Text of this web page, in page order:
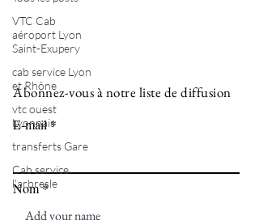
VTC Cab
aéroport Lyon
Saint-Exupery
cab service Lyon
et Rhône
vtc ouest
Lyonnais
transferts Gare
Cab service
l'arbresle
Abonnez-vous à notre liste de diffusion
E-mail
Nom